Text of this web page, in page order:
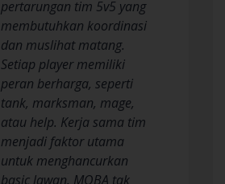
pertarungan tim 5v5 yang
membutuhkan koordinasi
dan muslihat matang.
Setiap player memiliki
peran berharga, seperti
tank, marksman, mage,
atau help. Kerja sama tim
menjadi faktor utama
untuk menghancurkan
basic lawan. MOBA tak